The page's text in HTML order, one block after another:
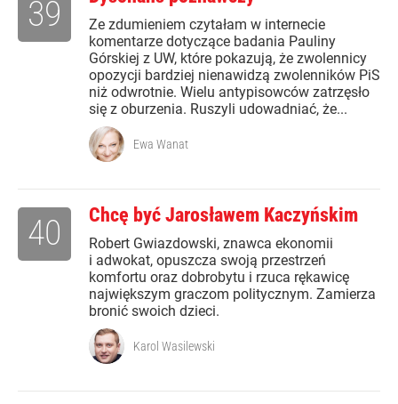
Ze zdumieniem czytałam w internecie
komentarze dotyczące badania Pauliny
Górskiej z UW, które pokazują, że zwolennicy
opozycji bardziej nienawidzą zwolenników PiS
niż odwrotnie. Wielu antypisowców zatrzęsło
się z oburzenia. Ruszyli udowadniać, że...
39
Ewa Wanat
Chcę być Jarosławem Kaczyńskim
Robert Gwiazdowski, znawca ekonomii
i adwokat, opuszcza swoją przestrzeń
komfortu oraz dobrobytu i rzuca rękawicę
największym graczom politycznym. Zamierza
bronić swoich dzieci.
40
Karol Wasilewski